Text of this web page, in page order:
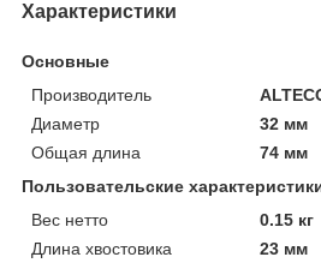
Характеристики
Основные
Производитель
Диаметр
32 мм
Общая длина
74 мм
Пользовательские
Вес нетто
0.15 кг
Длина хвостовика
23 мм